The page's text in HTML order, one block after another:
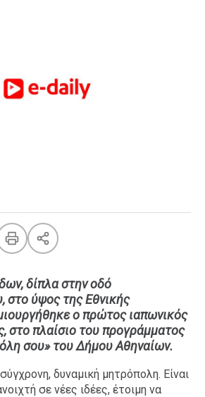
LOL
δίπλα στην οδό
ύψος της Εθνικής
ο πρώτος ιαπωνικός
στο πλαίσιο του προγράμματος
σου» του Δήμου Αθηναίων.
δυναμική μητρόπολη. Είναι
σε νέες ιδέες, έτοιμη να